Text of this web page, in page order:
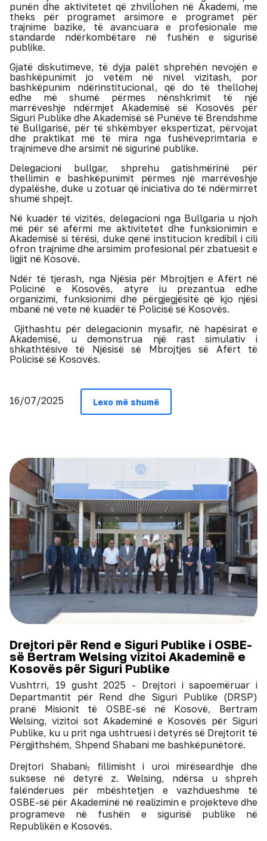
punën dhe aktivitetet që zhvillohen në Akademi, me
theks për programet arsimore e programet për
trajnime bazike, të avancuara e profesionale me
standarde ndërkombëtare në fushën e sigurisë
publike.
Gjatë diskutimeve, të dyja palët shprehën nevojën e
bashkëpunimit jo vetëm në nivel vizitash, por
bashkëpunim ndërinstitucional, që do të thellohej
edhe më shumë përmes nënshkrimit të një
marrëveshje ndërmjet Akademisë së Kosovës për
Siguri Publike dhe Akademisë së Punëve të Brendshme
të Bullgarisë, për të shkëmbyer ekspertizat, përvojat
dhe praktikat më të mira nga fushëveprimtaria e
trajnimeve dhe arsimit në sigurinë publike.
Delegacioni bullgar, shprehu gatishmërinë për
thellimin e bashkëpunimit përmes një marrëveshje
dypalëshe, duke u zotuar që iniciativa do të ndërmirret
shumë shpejt.
Në kuadër të vizitës, delegacioni nga Bullgaria u njoh
më për së afërmi me aktivitetet dhe funksionimin e
Akademisë si tërësi, duke qenë institucion kredibil i cili
ofron trajnime dhe arsimim profesional për zbatuesit e
ligjit në Kosovë.
Ndër të tjerash, nga Njësia për Mbrojtjen e Afërt në
Policinë e Kosovës, atyre iu prezantua edhe
organizimi, funksionimi dhe përgjegjësitë që kjo njësi
mbanë në vete në kuadër të Policisë së Kosovës.
Gjithashtu për delegacionin mysafir, në hapësirat e
Akademisë, u demonstrua një rast simulativ i
shkathtësive të Njësisë së Mbrojtjes së Afërt të
Policisë së Kosovës.
16/07/2025 Lexo më shumë
Drejtori për Rend e Siguri Publike i OSBE-
së Bertram Welsing vizitoi Akademinë e
Kosovës për Siguri Publike
Vushtrri, 19 gusht 2025 - Drejtori i sapoemëruar i
Departmantit për Rend dhe Siguri Publike (DRSP)
pranë Misionit të OSBE-së në Kosovë, Bertram
Welsing, vizitoi sot Akademinë e Kosovës për Siguri
Publike, ku u prit nga ushtruesi i detyrës së Drejtorit të
Përgjithshëm, Shpend Shabani me bashkëpunëtorë.
Drejtori Shabani, fillimisht i uroi mirëseardhje dhe
suksese në detyrë z. Welsing, ndërsa u shpreh
falënderues për mbështetjen e vazhdueshme të
OSBE-së për Akademinë në realizimin e projekteve dhe
programeve në fushën e sigurisë publike në
Republikën e Kosovës.